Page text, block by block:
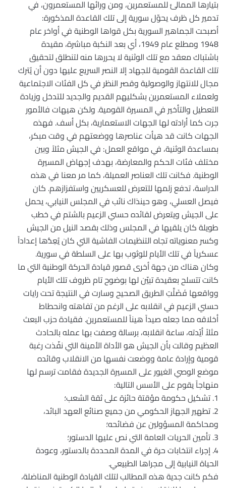
بتيارها الممالئ للمستعمرين، ومن ورائها المستعمرون، في
تدمير كل ظرف يحوّل سورية إلى تلك القاعدة المذكورة:
أصبحت الجماهير السورية بكل قواها الوطنية في أواخر عام
1948 ومطلع عام 1949، أي بعد النكبة مباشرة، مقيدة
باشتباك معقد مع تلك الوثنية لا يحررها منه لتنطلق لتحقيق
تلك القاعدة القومية للجهاد إلا النصر السريع عليها دون أن يُترك
مجال للانتهاز والوصولية وقصر النظر في كل الفئات الاجتماعية
ولعملاء المستعمرين بشكليهم القديم والجديد للتدخل وزيادة
التعطيل والتأخير في المسيرة القومية. ولكن هيهات فالأمور
جرت كما أرادته لها الجهات الاستعمارية، بكل أسف. فهذه
الجهات كانت قد هيأت عناصرها ووضعتهم في وقت مبكر،
بمساعدة الوثنية، في مواقع العمل: في الجيش مثلاً وبين
مختلف فئات الحكم والمعارضة، بهدف إجهاض المسيرة
الوطنية. فكانت تلك العناصر العميلة، كما مر معنا في هذه
الدراسة، تدفع زلمها للتعرض للعسكريين واستفزازهم. كان
فيصل العسلي، وهو حينذاك نائب في المجلس النيابي، يحمل
على الجيش ويتعرض لقائده حسني الزعيم بالشتم في خطب
طويلة كان يلقيها في المجلس وذلك بقصد النيل من الجيش
وكسر معنوياته تجاه التنظيمات الفاشية التي كان يُعِدُّها إعداداً
عسكرياً في تلك الأيام للوثوب بها على السلطة في سورية.
وكان هناك من جهة أخرى قصور قيادة الحركة الوطنية التي ما
كانت تتسلح بعقيدة تبيّن لها بوضوح تام ظروف تلك الأيام
وواقعها فَضَلَّتِ الطريق الصحيح وسارت في النتيجة تحت رايات
حسني الزعيم في انقلابه على الرغم من تفاهته وانحطاط
أخلاقه مما جعله صيداً هيناً للمستعمرين. فقيادة حزب البعث
مثلاً أيّدته، ساعة انقلابه، برسالة وصفت بها عمله بالحادث
العظيم وقالت بأن الجيش هو الأداة الأمينة التي نفّذت رغبة
قومية وإرادة عامة ووضعت نفسها من الانقلاب وقائده
موضع الوصي الغيور على المسيرة الجديدة فقامت ترسم لها
منهاجاً يقوم على الأسس التالية:
1. تشكيل حكومة مؤقتة حائزة على ثقة الشعب؛
2. تطهير الجهاز الحكومي من جميع صنائع العهد البائد،
ومحاكمة المسؤولين عن فضائحه؛
3. تأمين الحريات العامة التي نص عليها الدستور؛
4. إجراء انتخابات حرة في المدة المحددة بالدستور، وعودة
الحياة النيابية إلى مجراها الطبيعي.
فكم كانت جدية هذه المطالب لتلك القيادة الوطنية المناضلة،